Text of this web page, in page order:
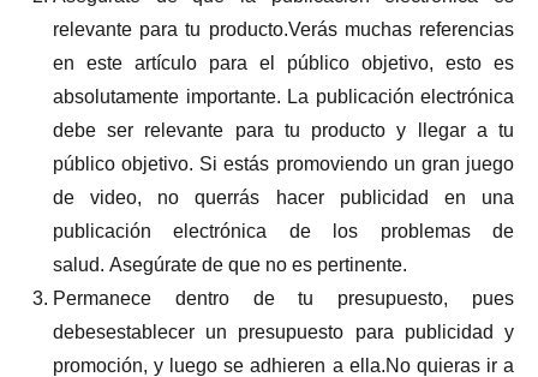
relevante para tu producto.Verás muchas referencias
en este artículo para el público objetivo, esto es
absolutamente importante. La publicación electrónica
debe ser relevante para tu producto y llegar a tu
público objetivo. Si estás promoviendo un gran juego
de video, no querrás hacer publicidad en una
publicación electrónica de los problemas de
salud. Asegúrate de que no es pertinente.
Permanece dentro de tu presupuesto, pues
debesestablecer un presupuesto para publicidad y
promoción, y luego se adhieren a ella.No quieras ir a